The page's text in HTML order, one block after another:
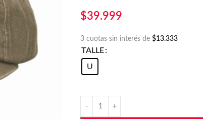
$39.999
3 cuotas sin interés de$13.333
TALLE
U